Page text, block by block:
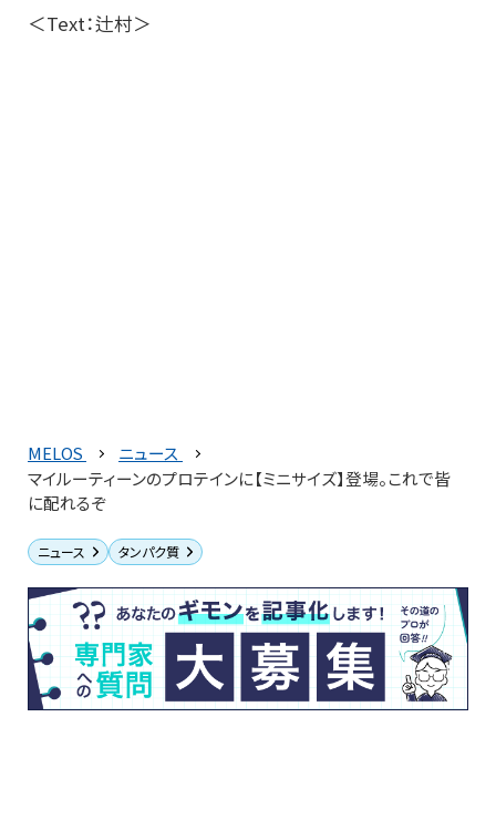
＜Text：辻村＞
MELOS
ニュース
マイルーティーンのプロテインに【ミニサイズ】登場。これで皆
に配れるぞ
ニュース タンパク質